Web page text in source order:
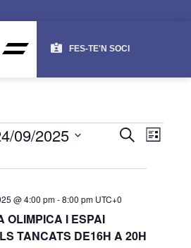
FES-TE'N SOCI
CERCA
LLISTA
09/2025
OLIMPICA I ESPAI
TANCATS DE16H A 20H
@ 4:00 pm-8:00 pm UTC+0